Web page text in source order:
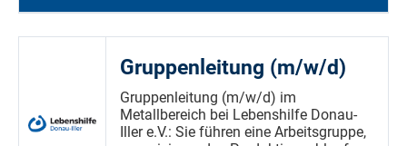
Gruppenleitung (m/w/d)
Gruppenleitung (m/w/d) im
Metallbereich bei Lebenshilfe Donau-
Iller e.V.: Sie führen eine Arbeitsgruppe,